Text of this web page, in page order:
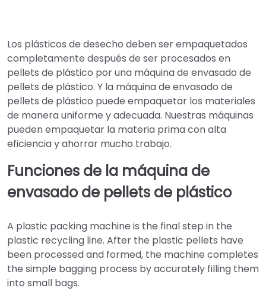
Los plásticos de desecho deben ser empaquetados
completamente después de ser procesados en
pellets de plástico por una máquina de envasado de
pellets de plástico. Y la máquina de envasado de
pellets de plástico puede empaquetar los materiales
de manera uniforme y adecuada. Nuestras máquinas
pueden empaquetar la materia prima con alta
eficiencia y ahorrar mucho trabajo.
Funciones de la máquina de
envasado de pellets de plástico
A plastic packing machine is the final step in the
plastic recycling line. After the plastic pellets have
been processed and formed, the machine completes
the simple bagging process by accurately filling them
into small bags.